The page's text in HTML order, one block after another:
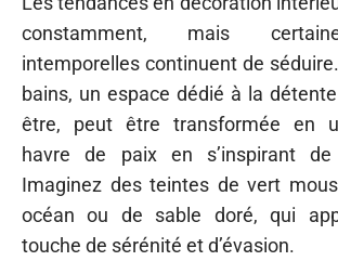
constamment, mais
intemporelles continuent de
bains, un espace dédié à la
être, peut être transformée en
havre de paix en s’inspirant
Imaginez des teintes de vert
océan ou de sable doré, qui
touche de sérénité et d’évasion.